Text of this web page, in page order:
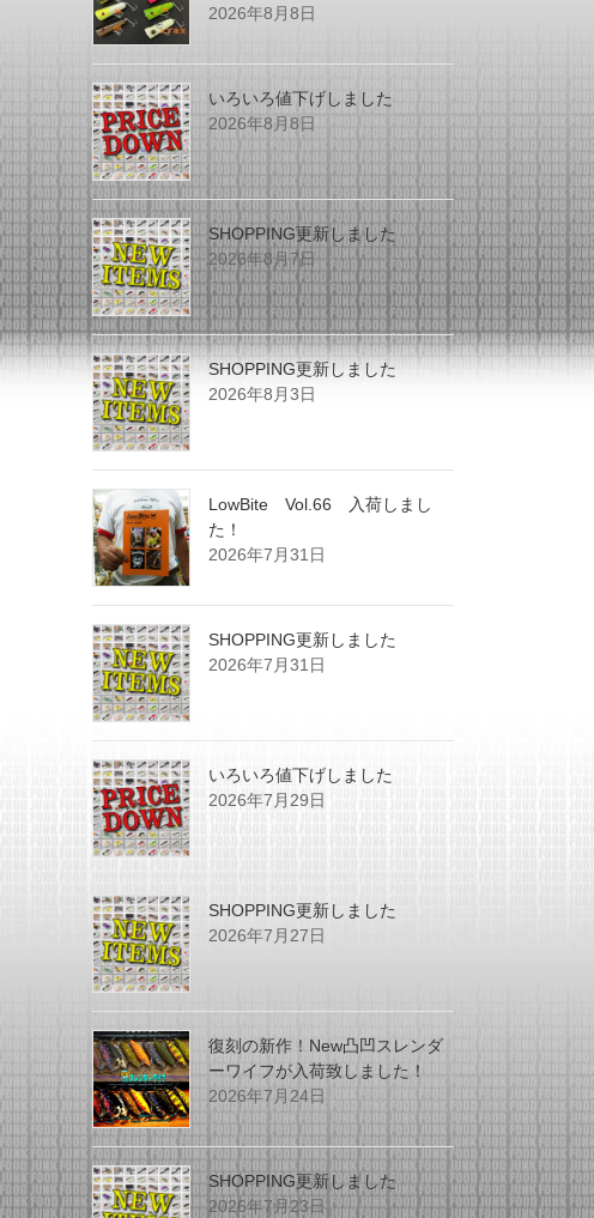
2026年8月8日
いろいろ値下げしました
2026年8月8日
SHOPPING更新しました
2026年8月7日
SHOPPING更新しました
2026年8月3日
LowBite Vol.66 入荷しまし
た！
2026年7月31日
SHOPPING更新しました
2026年7月31日
いろいろ値下げしました
2026年7月29日
SHOPPING更新しました
2026年7月27日
復刻の新作！New凸凹スレンダ
ーワイフが入荷致しました！
2026年7月24日
SHOPPING更新しました
2026年7月23日